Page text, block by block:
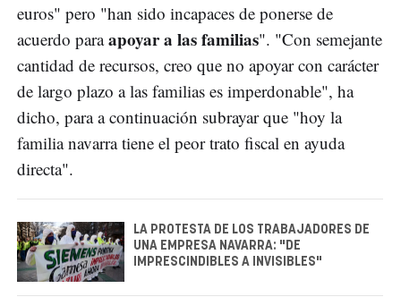
euros" pero "han sido incapaces de ponerse de
acuerdo paraapoyar a las familias". "Con semejante
cantidad de recursos, creo que no apoyar con carácter
de largo plazo a las familias es imperdonable", ha
dicho, para a continuación subrayar que "hoy la
familia navarra tiene el peor trato fiscal en ayuda
directa".
LA PROTESTA DE LOS TRABAJADORES DE
UNA EMPRESA NAVARRA: "DE
IMPRESCINDIBLES A INVISIBLES"